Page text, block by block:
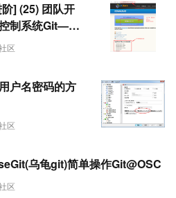
区
] (25) 团队开
控制系统Git——
形界面搭建
区
户名密码的方
区
乌龟git)简单操作Git@OSC